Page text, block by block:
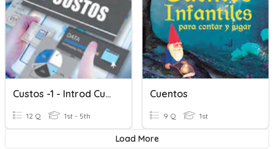
Custos -1 - Introd Custos
12 Q 1st - 5th
Cuentos
9 Q 1st
Load More